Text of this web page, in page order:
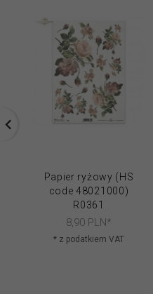
Papier ryżowy (HS
code 48021000)
R0361
8,90 PLN*
* z podatkiem VAT